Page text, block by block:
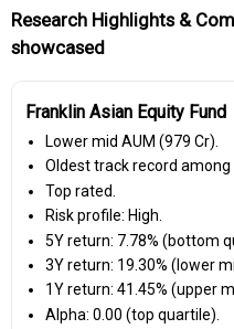
Research Highlights &
showcased
Franklin Asian Equity Fund
Lower mid AUM (₹979 Cr).
Oldest track record among
Top rated.
Risk profile: High.
5Y return: 7.78% (bottom
3Y return: 19.30% (lower
1Y return: 41.45% (upper
Alpha: 0.00 (top quartile).